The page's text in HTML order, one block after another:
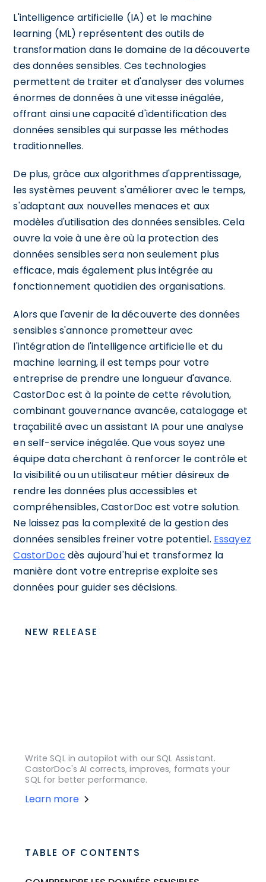
L'intelligence artificielle (IA) et le machine
learning (ML) représentent des outils de
transformation dans le domaine de la découverte
des données sensibles. Ces technologies
permettent de traiter et d'analyser des volumes
énormes de données à une vitesse inégalée,
offrant ainsi une capacité d'identification des
données sensibles qui surpasse les méthodes
traditionnelles.
De plus, grâce aux algorithmes d'apprentissage,
les systèmes peuvent s'améliorer avec le temps,
s'adaptant aux nouvelles menaces et aux
modèles d'utilisation des données sensibles. Cela
ouvre la voie à une ère où la protection des
données sensibles sera non seulement plus
efficace, mais également plus intégrée au
fonctionnement quotidien des organisations.
Alors que l'avenir de la découverte des données
sensibles s'annonce prometteur avec
l'intégration de l'intelligence artificielle et du
machine learning, il est temps pour votre
entreprise de prendre une longueur d'avance.
CastorDoc est à la pointe de cette révolution,
combinant gouvernance avancée, catalogage et
traçabilité avec un assistant IA pour une analyse
en self-service inégalée. Que vous soyez une
équipe data cherchant à renforcer le contrôle et
la visibilité ou un utilisateur métier désireux de
rendre les données plus accessibles et
compréhensibles, CastorDoc est votre solution.
Ne laissez pas la complexité de la gestion des
données sensibles freiner votre potentiel. Essayez
CastorDoc dès aujourd'hui et transformez la
manière dont votre entreprise exploite ses
données pour guider ses décisions.
NEW RELEASE
Write SQL in autopilot with our SQL Assistant.
CastorDoc's AI corrects, improves, formats your
SQL for better performance.
Learn more
TABLE OF CONTENTS